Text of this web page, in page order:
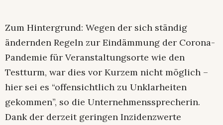
Zum Hintergrund: Wegen der sich ständig
ändernden Regeln zur Eindämmung der Corona-
Pandemie für Veranstaltungsorte wie den
Testturm, war dies vor Kurzem nicht möglich –
hier sei es “offensichtlich zu Unklarheiten
gekommen”, so die Unternehmenssprecherin.
Dank der derzeit geringen Inzidenzwerte